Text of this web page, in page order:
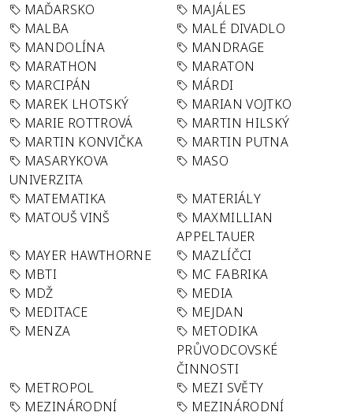
MAĎARSKO
MAJÁLES
MALBA
MALÉ DIVADLO
MANDOLÍNA
MANDRAGE
MARATHON
MARATON
MARCIPÁN
MÁRDI
MAREK LHOTSKÝ
MARIAN VOJTKO
MARIE ROTTROVÁ
MARTIN HILSKÝ
MARTIN KONVIČKA
MARTIN PUTNA
MASARYKOVA
UNIVERZITA
MASO
MATEMATIKA
MATERIÁLY
MATOUŠ VINŠ
MAXMILLIAN
APPELTAUER
MAYER HAWTHORNE
MAZLÍČCI
MBTI
MC FABRIKA
MDŽ
MEDIA
MEDITACE
MEJDAN
MENZA
METODIKA
PRŮVODCOVSKÉ
ČINNOSTI
METROPOL
MEZI SVĚTY
MEZINÁRODNÍ
MEZINÁRODNÍ